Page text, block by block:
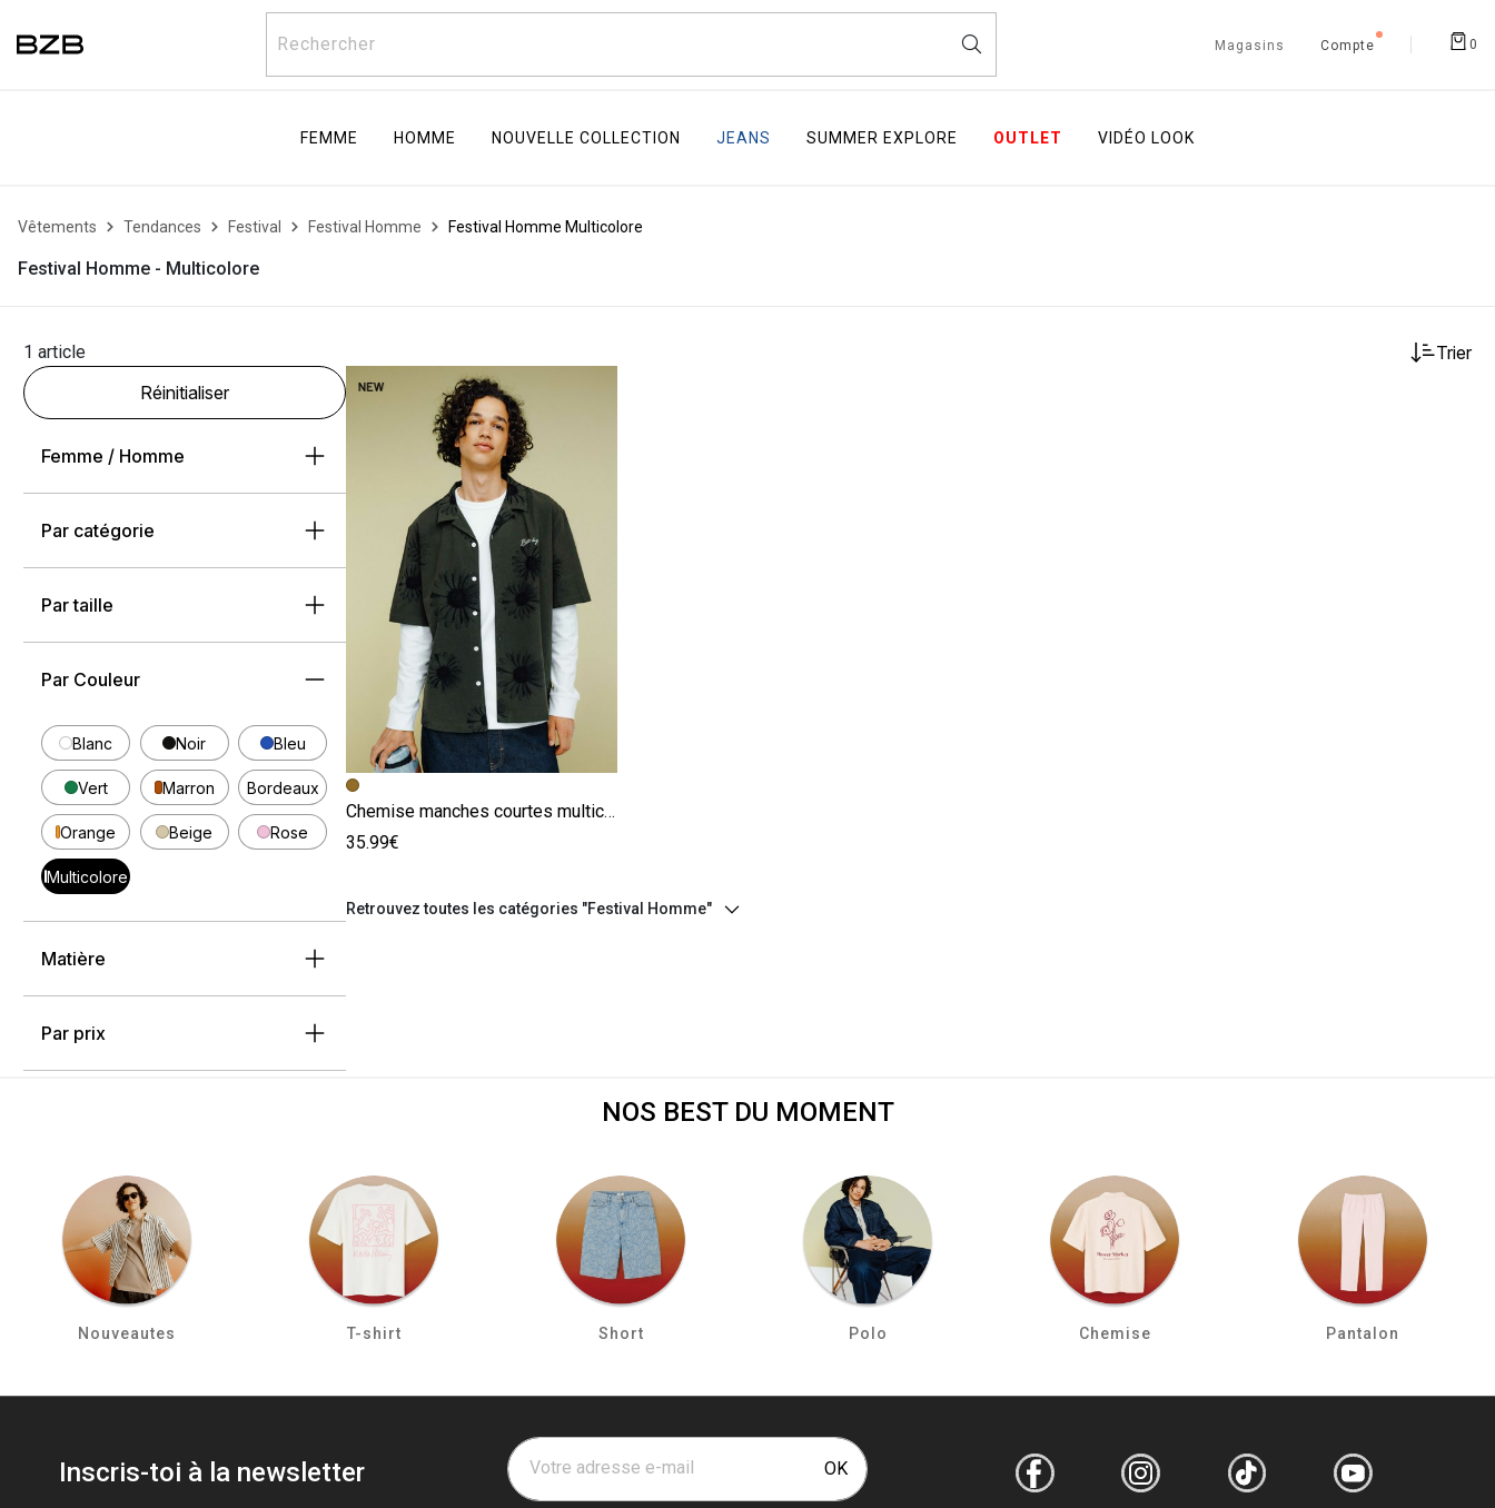
Rechercher Magasins Compte 0
FEMME HOMME NOUVELLE COLLECTION JEANS SUMMER EXPLORE OUTLET VIDÉO LOOK
Vêtements Tendances Festival Festival Homme Festival Homme Multicolore
Festival Homme - Multicolore
1 article
Trier
Réinitialiser
Femme / Homme
Par catégorie
Par taille
Par Couleur
Blanc Noir Bleu
Vert Marron Bordeaux
Orange Beige Rose
Multicolore
Matière
Par prix
Image précédente
Image suivante
Chemise manches courtes multicolore
35.99€
Retrouvez toutes les catégories "Festival Homme"
NOS BEST DU MOMENT
Nouveautes T-shirt Short Polo Chemise Pantalon
Inscris-toi à la newsletter Votre adresse e-mail OK